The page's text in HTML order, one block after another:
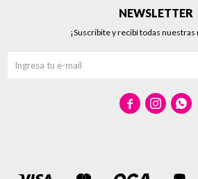
NEWSLETTER
¡Suscribite y recibí todas
  